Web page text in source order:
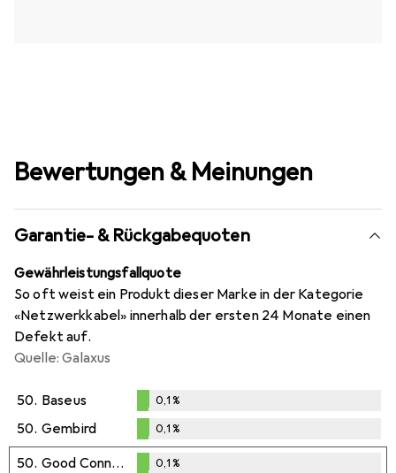
Bewertungen & Meinungen
Garantie- & Rückgabequoten
Gewährleistungsfallquote
So oft weist ein Produkt dieser Marke in der Kategorie
«Netzwerkkabel» innerhalb der ersten 24 Monate einen
Defekt auf.
Quelle: Galaxus
50. Baseus
%
0,1%
50. Gembird
0,1%
0,1%
50. Good Connections 0,1%